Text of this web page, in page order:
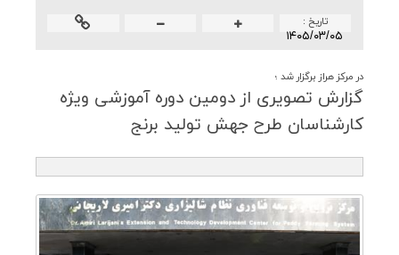
تاريخ :
۱۴۰۵/۰۳/۰۵
در مرکز هراز برگزار شد ؛
گزارش تصویری از دومین دوره آموزشی ویژه
كارشناسان طرح جهش تولید برنج